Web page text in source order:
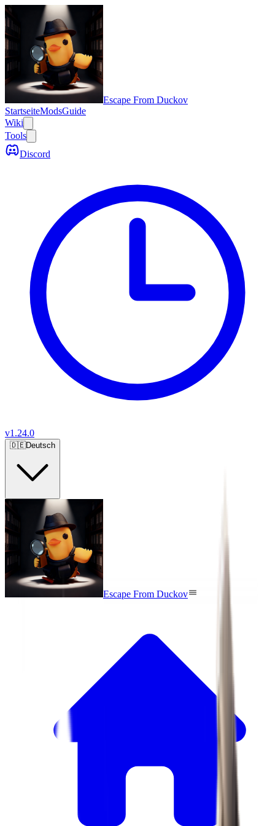
Escape From Duckov
StartseiteModsGuide
Wiki
Tools
Discord
v1.24.0
🇩🇪Deutsch
Escape From Duckov